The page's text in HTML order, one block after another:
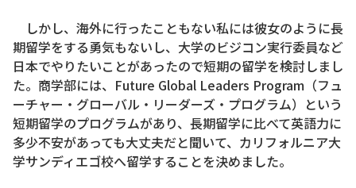
しかし、海外に行ったこともない私には彼女のように長
期留学をする勇気もないし、大学のビジコン実行委員など
日本でやりたいことがあったので短期の留学を検討しまし
た。商学部には、Future Global Leaders Program（フュ
ーチャー・グローバル・リーダーズ・プログラム）という
短期留学のプログラムがあり、長期留学に比べて英語力に
多少不安があっても大丈夫だと聞いて、カリフォルニア大
学サンディエゴ校へ留学することを決めました。